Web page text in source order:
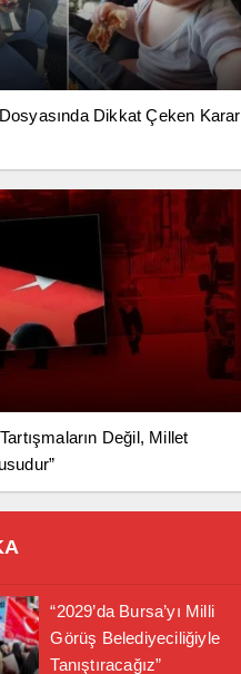
Dikkat Çeken Karar
Değil, Millet
“2029’da Bursa’yı Milli
Görüş Belediyeciliğiyle
Tanıştıracağız”